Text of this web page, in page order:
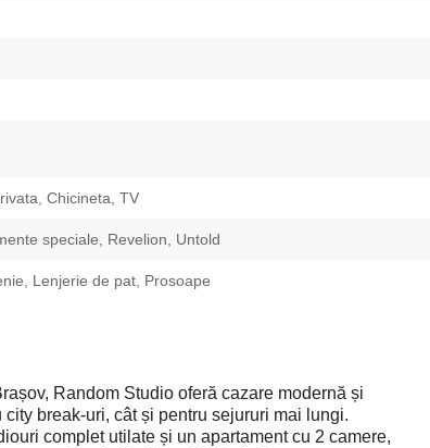
Chicineta, TV
speciale, Revelion, Untold
Lenjerie de pat, Prosoape
Random Studio oferă cazare modernă și
break-uri, cât și pentru sejururi mai lungi.
complet utilate și un apartament cu 2 camere,